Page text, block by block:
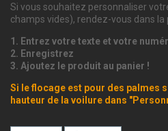
Si vous souhaitez personnaliser
champs vides), rendez-vous dans la
1. Entrez votre texte et votre
2. Enregistrez
3. Ajoutez le produit au panier !
Si le flocage est pour des palmes
hauteur de la voilure dans